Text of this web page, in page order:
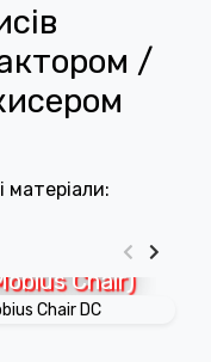
/
матеріали:
Chair)